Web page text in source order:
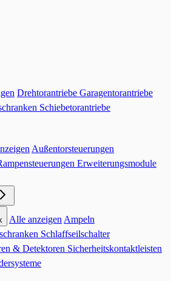
Drehtorantriebe Garagentorantriebe
Schiebetorantriebe
Außentorsteuerungen
Erweiterungsmodule
Alle anzeigen Ampeln
Schlaffseilschalter
& Detektoren Sicherheitskontaktleisten